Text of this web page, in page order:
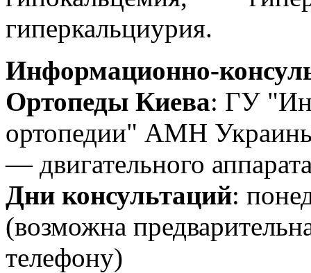
гиперкальциурия.
Информационно-
Ортопеды Киева: ГУ
ортопедии" АМН
— двигательного
Дни консультаций:
(возможна
телефону)